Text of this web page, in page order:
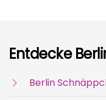
Entdecke
Berlin